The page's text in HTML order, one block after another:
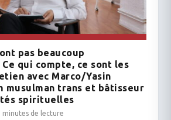
pas beaucoup
Ce qui compte, ce sont les
avec Marco/Yasin
musulman trans et bâtisseur
spirituelles
minutes de lecture